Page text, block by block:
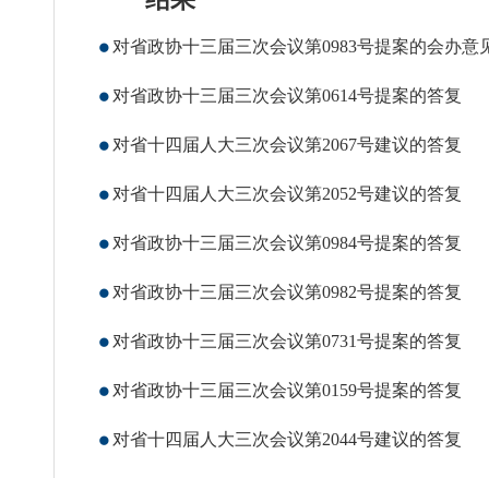
对省政协十三届三次会议第0983号提案的会办意
对省政协十三届三次会议第0614号提案的答复
对省十四届人大三次会议第2067号建议的答复
对省十四届人大三次会议第2052号建议的答复
对省政协十三届三次会议第0984号提案的答复
对省政协十三届三次会议第0982号提案的答复
对省政协十三届三次会议第0731号提案的答复
对省政协十三届三次会议第0159号提案的答复
对省十四届人大三次会议第2044号建议的答复